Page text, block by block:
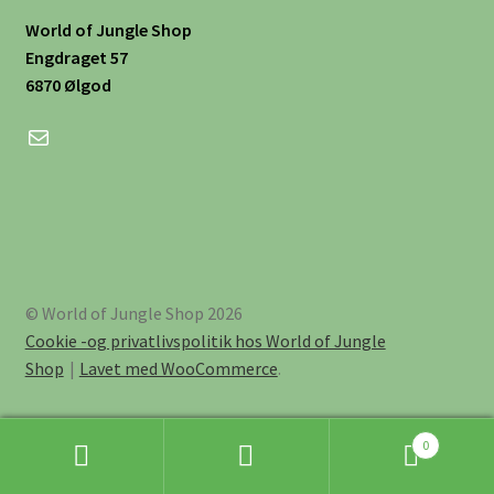
World of Jungle Shop
Engdraget 57
6870 Ølgod
Mail
© World of Jungle Shop 2026
Cookie -og privatlivspolitik hos World of Jungle
Shop
Lavet med WooCommerce.
0